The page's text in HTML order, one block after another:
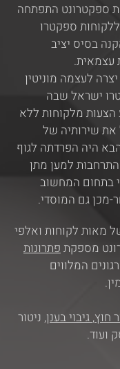
ספקטרונט התפתחה
ספקטרו
בסיס יציב
עצמאית.
לעצמה מוניטין
ישראל שבה
הצעות מלקוחות ללא
שירותיה של
היה הפרדתה לגוף
למען מתן
בתחום המחשוב
מכן גם המוסדי.
מאות לקוחות ואלפי
מספקתפתרונות
המלווים
חוץ,גיבוי בענן, ניטור
ועוד.